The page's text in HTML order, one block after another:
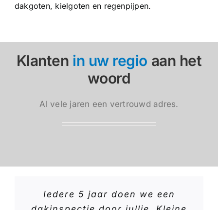
dakgoten, kielgoten en regenpijpen.
Klanten in uw regio aan het
woord
Al vele jaren een vertrouwd adres.
Iedere 5 jaar doen we een